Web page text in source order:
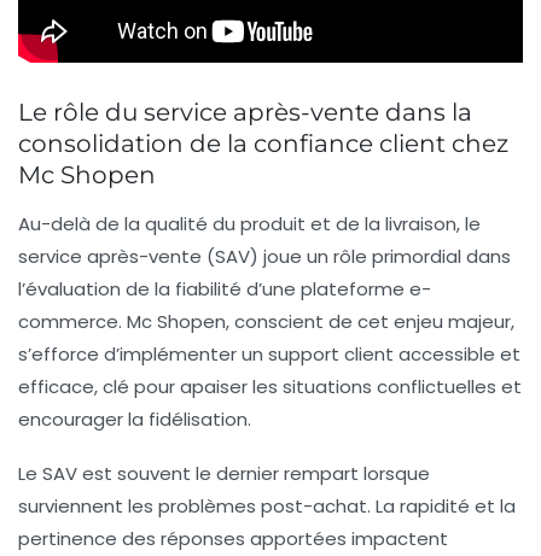
Le rôle du service après-vente dans la
consolidation de la confiance client chez
Mc Shopen
Au-delà de la qualité du produit et de la livraison, le
service après-vente (SAV) joue un rôle primordial dans
l’évaluation de la fiabilité d’une plateforme e-
commerce. Mc Shopen, conscient de cet enjeu majeur,
s’efforce d’implémenter un support client accessible et
efficace, clé pour apaiser les situations conflictuelles et
encourager la fidélisation.
Le SAV est souvent le dernier rempart lorsque
surviennent les problèmes post-achat. La rapidité et la
pertinence des réponses apportées impactent